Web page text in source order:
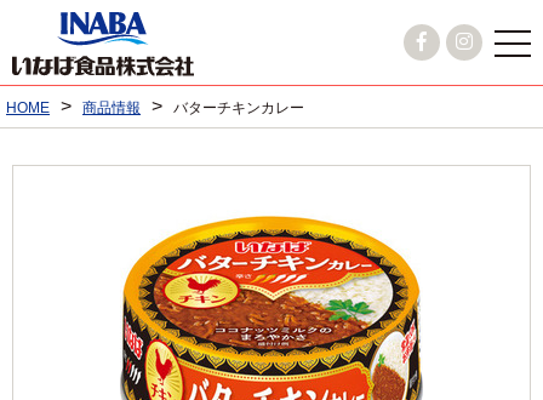
HOME > 商品情報 > バターチキンカレー